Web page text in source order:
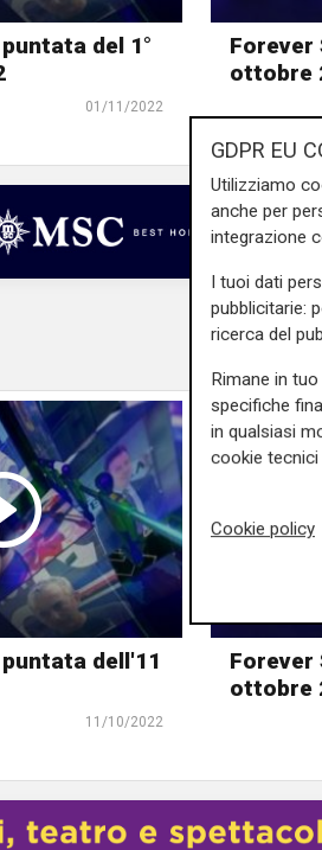
del 1°
01/11/2022
Forever
ottobre
dell'11
11/10/2022
Forever
ottobre
GDPR EU
Utilizziamo
anche per
integrazione
I tuoi dati
pubblicitarie:
ricerca del
Rimane in
specifiche
in qualsiasi
cookie
Cookie policy